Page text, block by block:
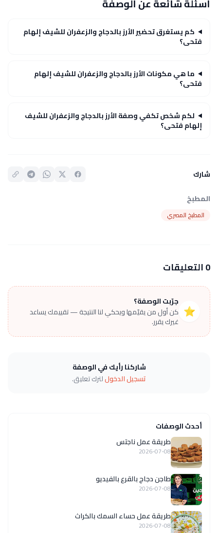
كم يستغرق تحضير الأرز بالدجاج والزعفران للشيف إلهام
فتحى؟
ما هي مكونات الأرز بالدجاج والزعفران للشيف إلهام
فتحى؟
لكم شخص تكفي وصفة الأرز بالدجاج والزعفران للشيف
إلهام فتحى؟
شارك
المطبخ
المطبخ المصري
0 التعليقات
⭐
جرّبت الوصفة؟
كن أول من يقيّمها ويحكي لنا النتيجة — تقييمك يساعد
غيرك يقرر.
شاركنا رأيك في الوصفة
تسجيل الدخوللترك تعليق.
أحدث الوصفات
طريقة عمل ناجتس
2026-07-08
طاجن دجاج بالقرع بالفيديو
2026-07-08
طريقة عمل حساء السمك بالكراث
2026-07-08